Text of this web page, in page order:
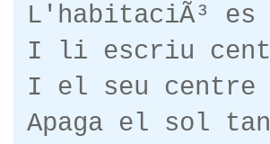
L'habitaciÃ³ es
I li escriu
I el seu centre
Apaga el sol